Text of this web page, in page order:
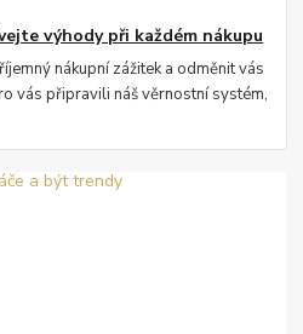
výhody při každém nákupu
nákupní zážitek a odměnit vás
vás připravili náš věrnostní systém,